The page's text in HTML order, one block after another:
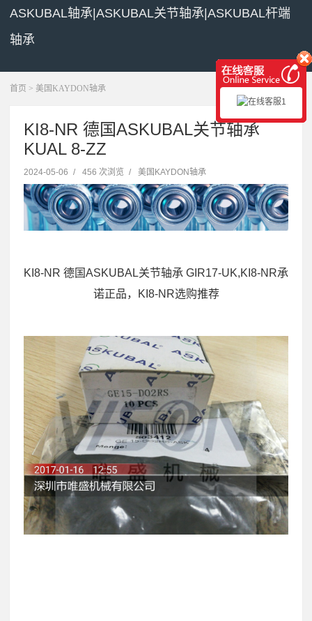
ASKUBAL轴承|ASKUBAL关节轴承|ASKUBAL杆端
轴承
展开菜单
首页 > 美国KAYDON轴承
KI8-NR 德国ASKUBAL关节轴承
KUAL 8-ZZ
2024-05-06 / 456 次浏览 / 美国KAYDON轴承
KI8-NR 德国ASKUBAL关节轴承 GIR17-UK,KI8-NR承
诺正品，KI8-NR选购推荐